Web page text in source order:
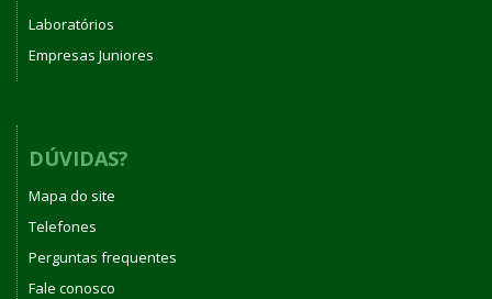
Laboratórios
Empresas Juniores
DÚVIDAS?
Mapa do site
Telefones
Perguntas frequentes
Fale conosco